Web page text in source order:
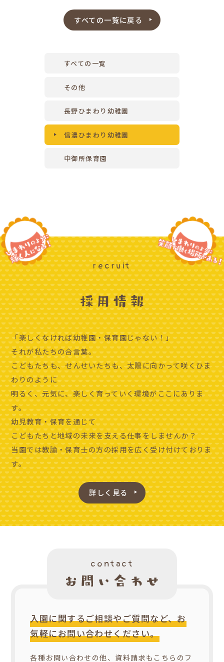
すべての一覧に戻る
すべての一覧
その他
長野ひまわり幼稚園
信濃ひまわり幼稚園
中御所保育園
recruit
「楽しくなければ幼稚園・保育園じゃない！」
それが私たちの合言葉。
こどもたちも、せんせいたちも、太陽に向かって咲くひま
わりのように
明るく、元気に、楽しく育っていく環境がここにありま
す。
幼児教育・保育を通じて
こどもたちと地域の未来を支える仕事をしませんか？
当園では教諭・保育士の方の採用を広く受け付けておりま
す。
詳しく見る
contact
入園に関するご相談やご質問など、お
気軽にお問い合わせください。
各種お問い合わせの他、資料請求もこちらのフ